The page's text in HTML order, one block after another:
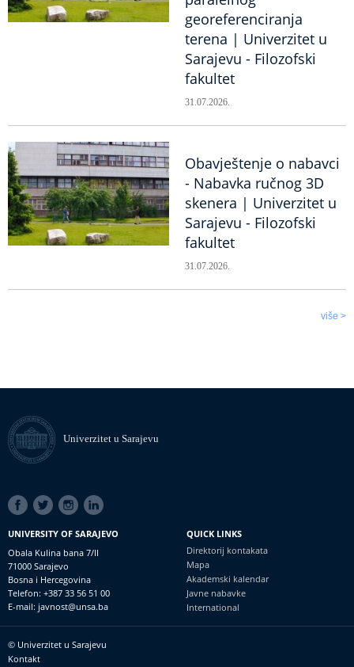
georeferenciranja
terena | Univerzitet u
Sarajevu - Filozofski
fakultet
31.07.2026.
Obavještenje o nabavci
- Nabavka ručnog 3D
skenera | Univerzitet u
Sarajevu - Filozofski
fakultet
31.07.2026.
više >
Univerzitet u Sarajevu
SOCIAL
LINKS
UNIVERSITY OF SARAJEVO
Obala Kulina bana 7/II
71000 Sarajevo
Bosna i Hercegovina
Telefon: +387 33 56 51 00
E-mail: javnost@unsa.ba
QUICK LINKS
Direktorij kontakata
Mapa
Akademski kalendar
Javne nabavke
International
Footer
© Univerzitet u Sarajevu
Kontakt